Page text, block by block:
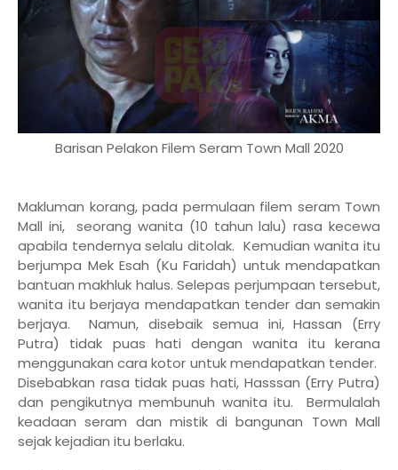
Barisan Pelakon Filem Seram Town Mall 2020
Makluman korang, pada permulaan filem seram Town
Mall ini, seorang wanita (10 tahun lalu) rasa kecewa
apabila tendernya selalu ditolak. Kemudian wanita itu
berjumpa Mek Esah (Ku Faridah) untuk mendapatkan
bantuan makhluk halus. Selepas perjumpaan tersebut,
wanita itu berjaya mendapatkan tender dan semakin
berjaya. Namun, disebaik semua ini, Hassan (Erry
Putra) tidak puas hati dengan wanita itu kerana
menggunakan cara kotor untuk mendapatkan tender.
Disebabkan rasa tidak puas hati, Hasssan (Erry Putra)
dan pengikutnya membunuh wanita itu. Bermulalah
keadaan seram dan mistik di bangunan Town Mall
sejak kejadian itu berlaku.